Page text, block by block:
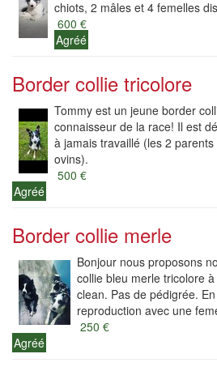
chiots, 2 mâles et 4 femelles
600 €
Agréé
Border collie tricolore
Tommy est un jeune border
connaisseur de la race! Il est
à jamais travaillé (les 2
ovins).
500 €
Agréé
Border collie merle
Bonjour nous proposons
collie bleu merle tricolore
clean. Pas de pédigrée.
reproduction avec une
250 €
Agréé